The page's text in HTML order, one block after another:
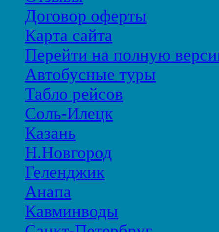
Договор оферты
Карта сайта
Перейти на полную
Автобусные туры
Табло рейсов
Соль-Илецк
Казань
Н.Новгород
Геленджик
Анапа
Кавминводы